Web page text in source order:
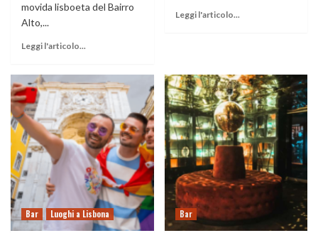
movida lisboeta del Bairro
Alto,...
Leggi l'articolo...
Leggi l'articolo...
Bar Luoghi a Lisbona Bar